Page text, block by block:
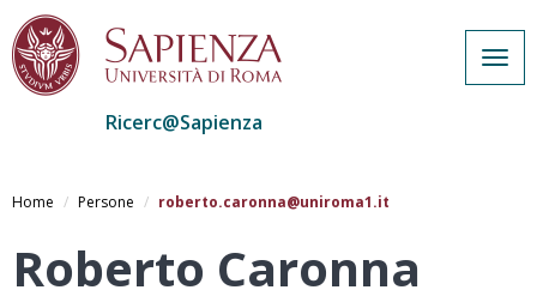
al
Ricerc@Sapienza
Home Persone roberto.caronna@uniroma1.it
Roberto Caronna